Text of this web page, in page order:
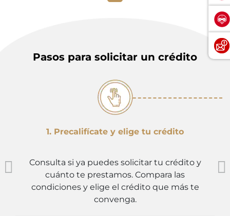
Pasos para solicitar un crédito
1. Precalifícate y elige tu crédito
Consulta si ya puedes solicitar tu crédito y
cuánto te prestamos. Compara las
condiciones y elige el crédito que más te
convenga.